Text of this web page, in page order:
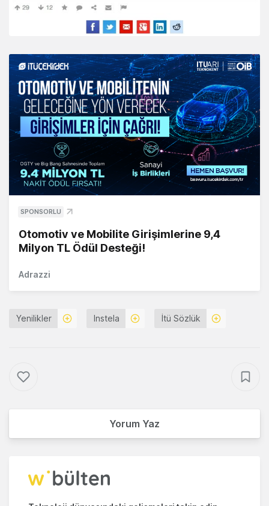
SPONSORLU
Otomotiv ve Mobilite Girişimlerine 9,4
Milyon TL Ödül Desteği!
Adrazzi
Yenilikler Instela İtü Sözlük
Yorum Yaz